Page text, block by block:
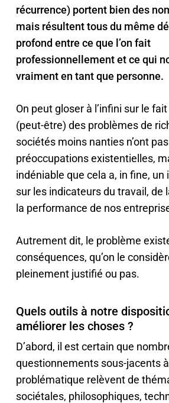
récurrence) portent bien des
mais résultent tous du même
profond entre ce que l’on fait
professionnellement et ce qui
vraiment en tant que personne.
On peut gloser à l’infini sur le
(peut-être) des problèmes de
sociétés moins nanties n’ont
préoccupations existentielles,
indéniable que cela a, in fine,
sur les indicateurs du travail, de
la performance de nos
Autrement dit, le problème
conséquences, qu’on le
pleinement justifié ou pas.
Quels outils à notre
améliorer les choses ?
D’abord, il est certain que
questionnements sous-jacents
problématique relèvent de
sociétales, philosophiques,